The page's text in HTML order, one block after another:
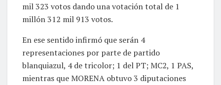
mil 323 votos dando una votación total de 1
millón 312 mil 913 votos.
En ese sentido infirmó que serán 4
representaciones por parte de partido
blanquiazul, 4 de tricolor; 1 del PT; MC2, 1 PAS,
mientras que MORENA obtuvo 3 diputaciones